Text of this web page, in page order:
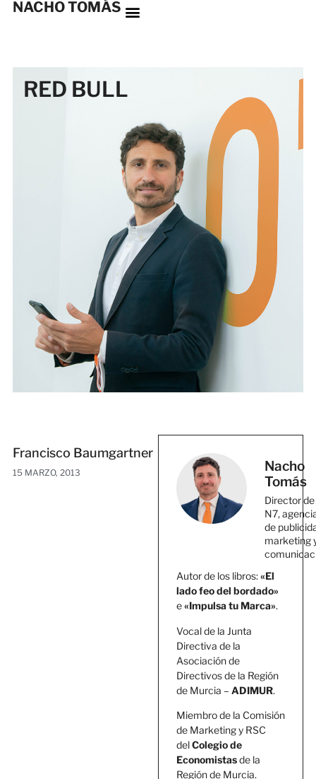
NACHO TOMÁS
RED BULL
Francisco Baumgartner
15 MARZO, 2013
Nacho
Tomás
Director de
N7,
de
marketing
Autor de los libros:«El
lado feo del bordado»
e«Impulsa tu Marca».
Vocal de la Junta
Directiva de la
Asociación de
Directivos de la Región
de Murcia – ADIMUR.
Miembro de la Comisión
de Marketing y RSC
delColegio de
Economistasde la
Región de Murcia.